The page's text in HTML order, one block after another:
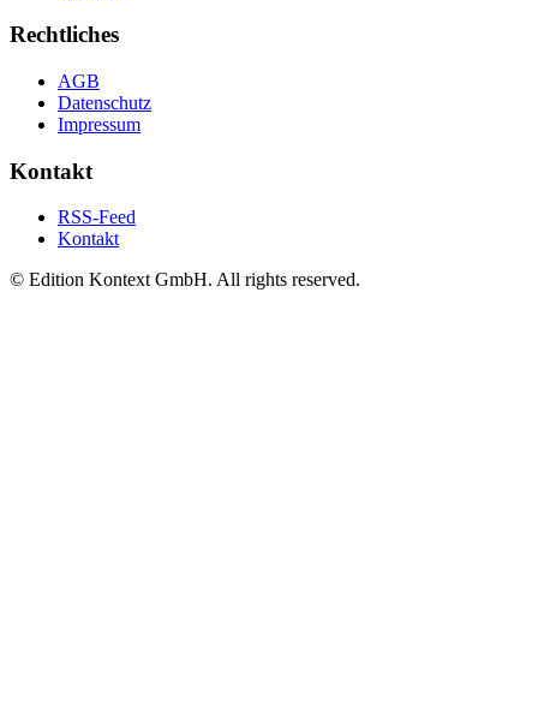
Rechtliches
AGB
Datenschutz
Impressum
Kontakt
RSS-Feed
Kontakt
© Edition Kontext GmbH. All rights reserved.